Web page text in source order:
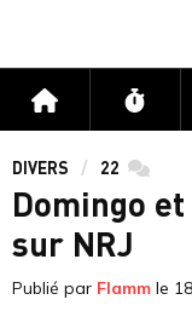
Accueil Flux
DIVERS 22
Domingo
sur NRJ
Publié par Flamm le